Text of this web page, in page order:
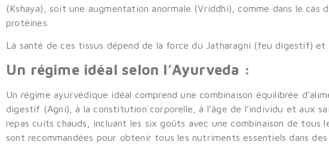
(Kshaya), soit une augmentation anormale (Vriddhi), comme dans le cas
protéines.
La santé de ces tissus dépend de la force du Jatharagni (feu digestif)
Un régime idéal selon l’Ayurveda :
Un régime ayurvédique idéal comprend une combinaison équilibrée
digestif (Agni), à la constitution corporelle, à l’âge de l’individu et aux
repas cuits chauds, incluant les six goûts avec une combinaison de tous
sont recommandées pour obtenir tous les nutriments essentiels dans